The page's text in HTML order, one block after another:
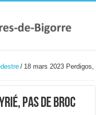
/ 18 mars 2023 Perdigos,
Pas de Broc